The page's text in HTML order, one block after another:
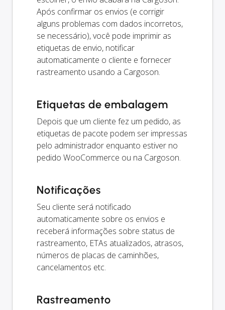
Após confirmar os envios (e corrigir
alguns problemas com dados incorretos,
se necessário), você pode imprimir as
etiquetas de envio, notificar
automaticamente o cliente e fornecer
rastreamento usando a Cargoson.
Etiquetas de embalagem
Depois que um cliente fez um pedido, as
etiquetas de pacote podem ser impressas
pelo administrador enquanto estiver no
pedido WooCommerce ou na Cargoson.
Notificações
Seu cliente será notificado
automaticamente sobre os envios e
receberá informações sobre status de
rastreamento, ETAs atualizados, atrasos,
números de placas de caminhões,
cancelamentos etc.
Rastreamento